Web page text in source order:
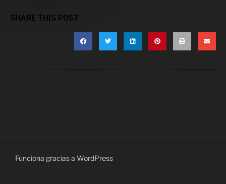
SHARE THIS POST
Funciona gracias a WordPress